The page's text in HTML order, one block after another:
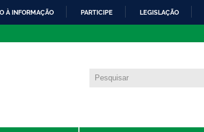
À INFORMAÇÃO PARTICIPE LEGISLAÇÃO